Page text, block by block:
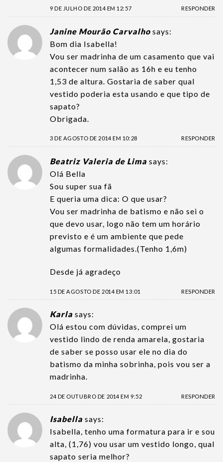
9 DE JULHO DE 2014 EM 12:57 RESPONDER
Janine Mourão Carvalho says:
Bom dia Isabella!
Vou ser madrinha de um casamento que vai
acontecer num salão as 16h e eu tenho
1,53 de altura. Gostaria de saber qual
vestido poderia esta usando e que tipo de
sapato?
Obrigada.
3 DE AGOSTO DE 2014 EM 10:28 RESPONDER
Beatriz Valeria de Lima says:
Olá Bella
Sou super sua fã
E queria uma dica: O que usar?
Vou ser madrinha de batismo e não sei o
que devo usar, logo não tem um horário
previsto e é um ambiente que pede
algumas formalidades.(Tenho 1,6m)
Desde já agradeço
15 DE AGOSTO DE 2014 EM 13:01 RESPONDER
Karla says:
Olá estou com dúvidas, comprei um
vestido lindo de renda amarela, gostaria
de saber se posso usar ele no dia do
batismo da minha sobrinha, pois vou ser a
madrinha.
24 DE OUTUBRO DE 2014 EM 9:52 RESPONDER
Isabella says:
Isabella, tenho uma formatura para ir e sou
alta, (1,76) vou usar um vestido longo, qual
sapato seria melhor?